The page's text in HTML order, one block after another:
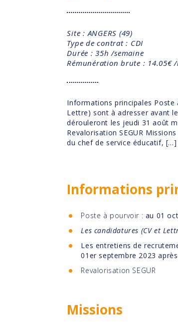
Site : ANGERS (49)
Type de contrat : CDI
Durée : 35h /semaine
Rémunération brute : 14.05€
Informations principales Poste
Lettre) sont à adresser avant
dérouleront les jeudi 31 août
Revalorisation SEGUR
du chef de service éducatif, […]
Informations
Poste à pourvoir : au 01
Les candidatures (CV et
Les entretiens de
01er septembre 2023
Revalorisation SEGUR
Missions